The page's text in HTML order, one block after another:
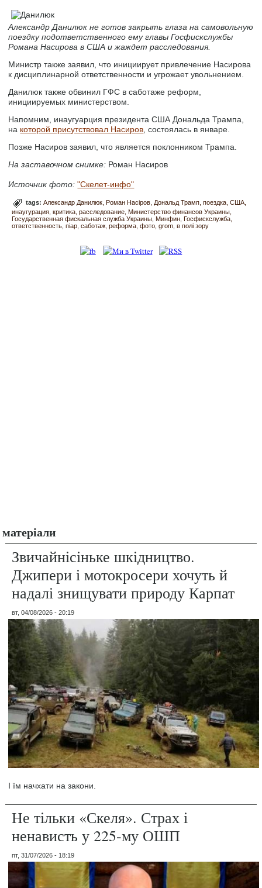
Александр Данилюк не готов закрыть глаза на самовольную
поездку подответственного ему главы Госфискслужбы
Романа Насирова в США и жаждет расследования.
Министр также заявил, что инициирует привлечение Насирова
к дисциплинарной ответственности и угрожает увольнением.
Данилюк также обвинил ГФС в саботаже реформ,
инициируемых министерством.
Напомним, инаугуарция президента США Дональда Трампа,
на которой присутствовал Насиров , состоялась в январе.
Позже Насиров заявил, что является поклонником Трампа.
На заставочном снимке: Роман Насиров
Источник фото:"Скелет-инфо"
tags:Александр Данилюк Роман Насіров Дональд Трамп поездка США
инаугурация критика расследование Министерство финансов Украины
Государственная фискальная служба Украины Минфин Госфискслужба
ответственность піар саботаж реформа фото grom в полі зору
матеріали
Звичайнісіньке шкідництво.
Джипери і мотокросери хочуть й
надалі знищувати природу Карпат
вт, 04/08/2026 - 20:19
І їм начхати на закони.
Не тільки «Скеля». Страх і
ненависть у 225-му ОШП
пт, 31/07/2026 - 18:19